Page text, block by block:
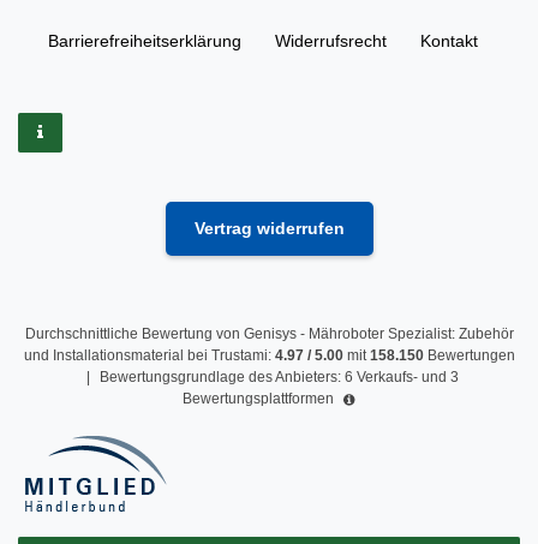
Barrierefreiheitserklärung Widerrufs­recht Kontakt
Vertrag widerrufen
Durchschnittliche Bewertung von Genisys - Mähroboter Spezialist: Zubehör
und Installationsmaterial bei Trustami: 4.97/ 5.00mit158.150 Bewertungen
|
Bewertungsgrundlage des Anbieters: 6 Verkaufs- und 3
Bewertungsplattformen